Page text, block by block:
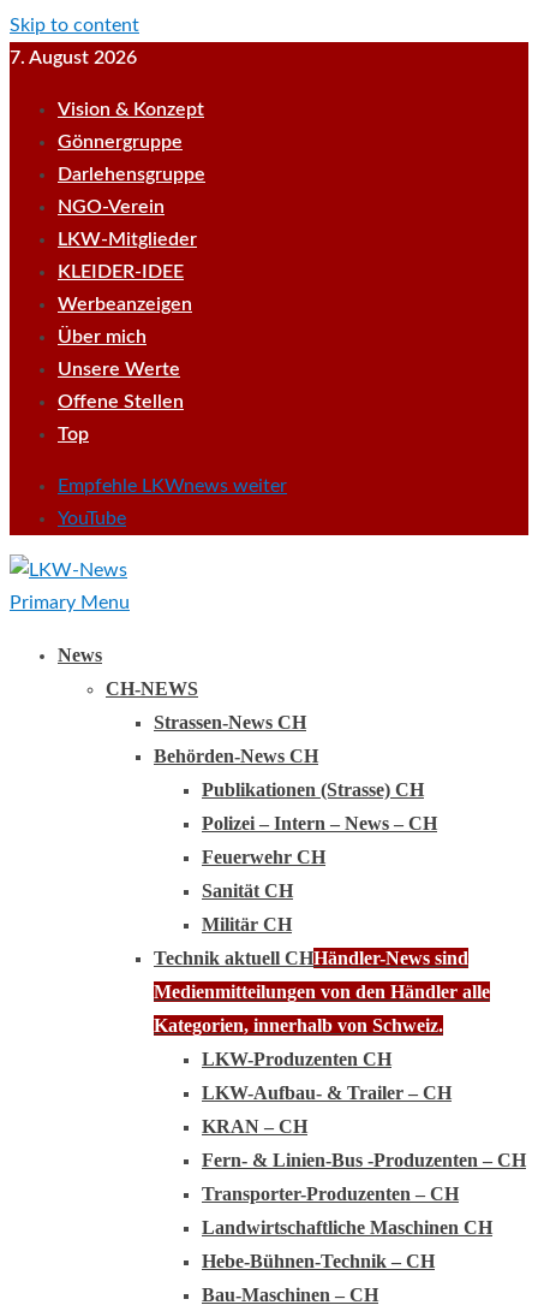
Skip to content
7. August 2026
Vision & Konzept
Gönnergruppe
Darlehensgruppe
NGO-Verein
LKW-Mitglieder
KLEIDER-IDEE
Werbeanzeigen
Über mich
Unsere Werte
Offene Stellen
Top
Empfehle LKWnews weiter
YouTube
Primary Menu
News
CH-NEWS
Strassen-News CH
Behörden-News CH
Publikationen (Strasse) CH
Polizei – Intern – News – CH
Feuerwehr CH
Sanität CH
Militär CH
Technik aktuell CHHändler-News sind
Medienmitteilungen von den Händler alle
Kategorien, innerhalb von Schweiz.
LKW-Produzenten CH
LKW-Aufbau- & Trailer – CH
KRAN – CH
Fern- & Linien-Bus -Produzenten – CH
Transporter-Produzenten – CH
Landwirtschaftliche Maschinen CH
Hebe-Bühnen-Technik – CH
Bau-Maschinen – CH